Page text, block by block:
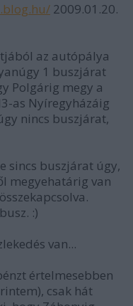
2009.01.20.
az autópálya
1 buszjárat
Polgárig megy a
as Nyíregyházáig
nincs buszjárat,
sincs buszjárat úgy,
megyehatárig van
:)
van...
értelmesebben
csak hát